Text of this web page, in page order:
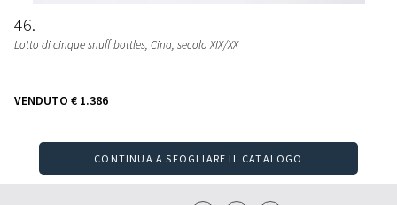
46
Lotto di cinque snuff bottles, Cina, secolo XIX/XX
VENDUTO € 1.386
CONTINUA A SFOGLIARE IL CATALOGO